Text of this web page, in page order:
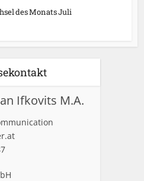
des Monats Juli
Ifkovits M.A.